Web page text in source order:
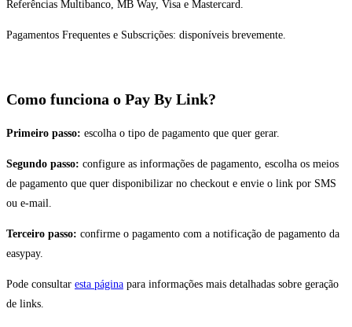
Referências Multibanco, MB Way, Visa e Mastercard.
Pagamentos Frequentes e Subscrições: disponíveis brevemente.
Como funciona o Pay By Link?
Primeiro passo: escolha o tipo de pagamento que quer gerar.
Segundo passo: configure as informações de pagamento, escolha os meios
de pagamento que quer disponibilizar no checkout e envie o link por SMS
ou e-mail.
Terceiro passo: confirme o pagamento com a notificação de pagamento da
easypay.
Pode consultar esta página para informações mais detalhadas sobre geração
de links.